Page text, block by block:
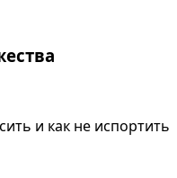
и как не испортить